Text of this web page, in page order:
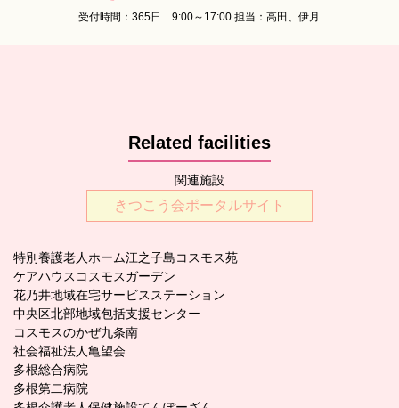
受付時間：365日 9:00～17:00 担当：高田、伊月
Related facilities
関連施設
きつこう会ポータルサイト
特別養護老人ホーム江之子島コスモス苑
ケアハウスコスモスガーデン
花乃井地域在宅サービスステーション
中央区北部地域包括支援センター
コスモスのかぜ九条南
社会福祉法人亀望会
多根総合病院
多根第二病院